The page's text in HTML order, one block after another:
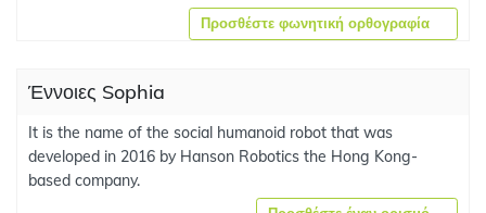
Προσθέστε φωνητική ορθογραφία
Έννοιες Sophia
It is the name of the social humanoid robot that was
developed in 2016 by Hanson Robotics the Hong Kong-
based company.